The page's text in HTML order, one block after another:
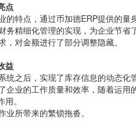
点
特点，通过币加德ERP提供的量
精细化管理的实现，为企业节省
对金额进行了部分调整隐藏。
益
之后，实现了库存信息的动态化
企业的工作质量和效率，随着运用
。
所带来的繁锁拖沓。